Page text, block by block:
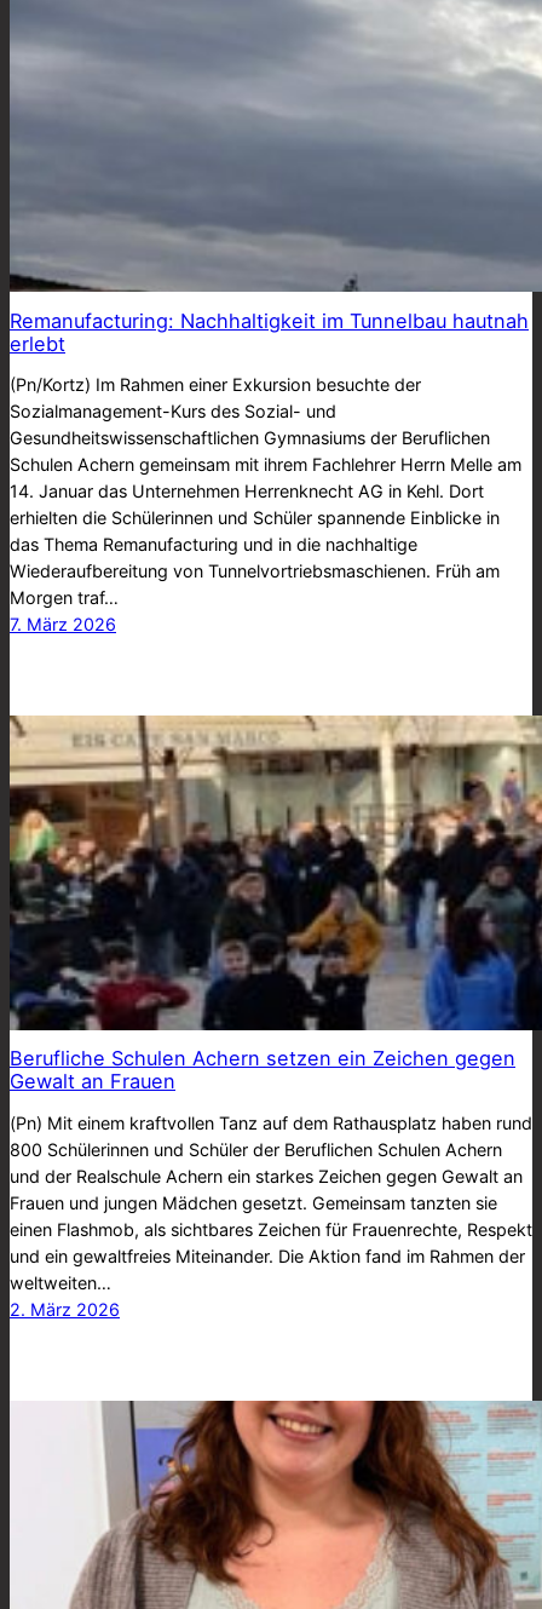
Remanufacturing: Nachhaltigkeit im Tunnelbau hautnah
erlebt
(Pn/Kortz) Im Rahmen einer Exkursion besuchte der
Sozialmanagement-Kurs des Sozial- und
Gesundheitswissenschaftlichen Gymnasiums der Beruflichen
Schulen Achern gemeinsam mit ihrem Fachlehrer Herrn Melle am
14. Januar das Unternehmen Herrenknecht AG in Kehl. Dort
erhielten die Schülerinnen und Schüler spannende Einblicke in
das Thema Remanufacturing und in die nachhaltige
Wiederaufbereitung von Tunnelvortriebsmaschienen. Früh am
Morgen traf…
7. März 2026
Berufliche Schulen Achern setzen ein Zeichen gegen
Gewalt an Frauen
(Pn) Mit einem kraftvollen Tanz auf dem Rathausplatz haben rund
800 Schülerinnen und Schüler der Beruflichen Schulen Achern
und der Realschule Achern ein starkes Zeichen gegen Gewalt an
Frauen und jungen Mädchen gesetzt. Gemeinsam tanzten sie
einen Flashmob, als sichtbares Zeichen für Frauenrechte, Respekt
und ein gewaltfreies Miteinander. Die Aktion fand im Rahmen der
weltweiten…
2. März 2026